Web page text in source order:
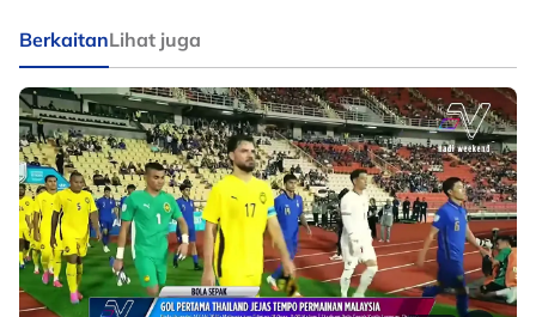
BerkaitanLihat juga